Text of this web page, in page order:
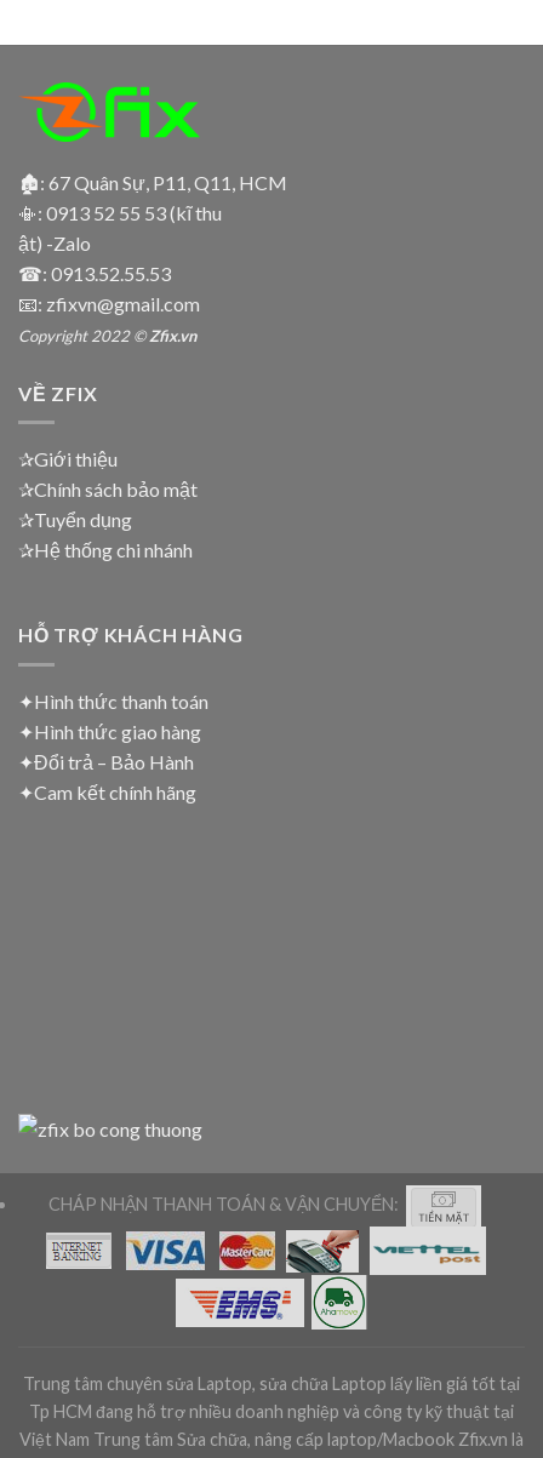
🏚: 67 Quân Sự, P11, Q11, HCM
📳: 0913 52 55 53 (kĩ thu
ật) -Zalo
☎: 0913.52.55.53
📧: zfixvn@gmail.com
Copyright 2022 ©Zfix.vn
VỀ ZFIX
✰Giới thiệu
✰Chính sách bảo mật
✰Tuyển dụng
✰Hệ thống chi nhánh
HỖ TRỢ KHÁCH HÀNG
✦Hình thức thanh toán
✦Hình thức giao hàng
✦Đổi trả – Bảo Hành
✦Cam kết chính hãng
CHÁP NHẬN THANH TOÁN & VẬN CHUYỂN:
Trung tâm chuyên sửa Laptop, sửa chữa Laptop lấy liền giá tốt tại
Tp HCM đang hỗ trợ nhiều doanh nghiệp và công ty kỹ thuật tại
Việt Nam Trung tâm Sửa chữa, nâng cấp laptop/Macbook Zfix.vn là